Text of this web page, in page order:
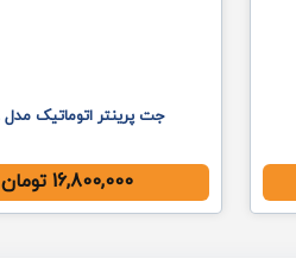
جت پرینتر اتوماتیک مدل P41L
16,800,000 تومان